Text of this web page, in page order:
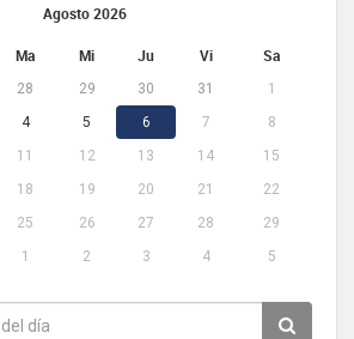
Agosto 2026
Ma Mi Ju Vi Sa
28 29 30 31
1
4 5 6 7
8
11 12 13 14
15
18 19 20 21
22
25 26 27 28
29
1 2 3 4 5